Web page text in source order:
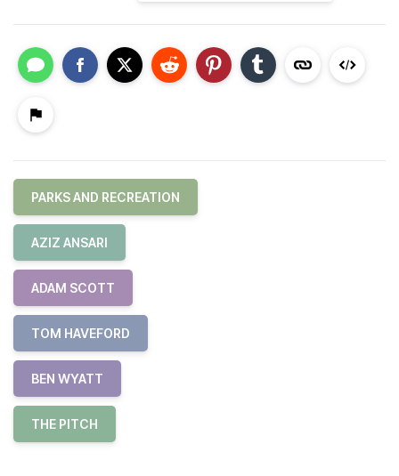
PARKS AND RECREATION
AZIZ ANSARI
ADAM SCOTT
TOM HAVEFORD
BEN WYATT
THE PITCH